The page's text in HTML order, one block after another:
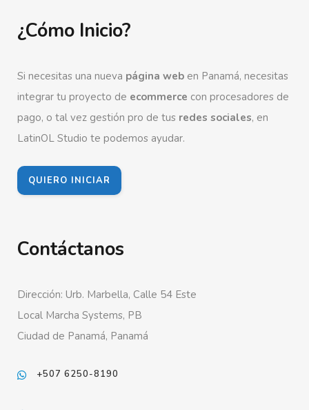
¿Cómo Inicio?
Si necesitas una nueva página web en Panamá, necesitas
integrar tu proyecto de ecommerce con procesadores de
pago, o tal vez gestión pro de tus redes sociales, en
LatinOL Studio te podemos ayudar.
QUIERO INICIAR
Contáctanos
Dirección: Urb. Marbella, Calle 54 Este
Local Marcha Systems, PB
Ciudad de Panamá, Panamá
+507 6250-8190